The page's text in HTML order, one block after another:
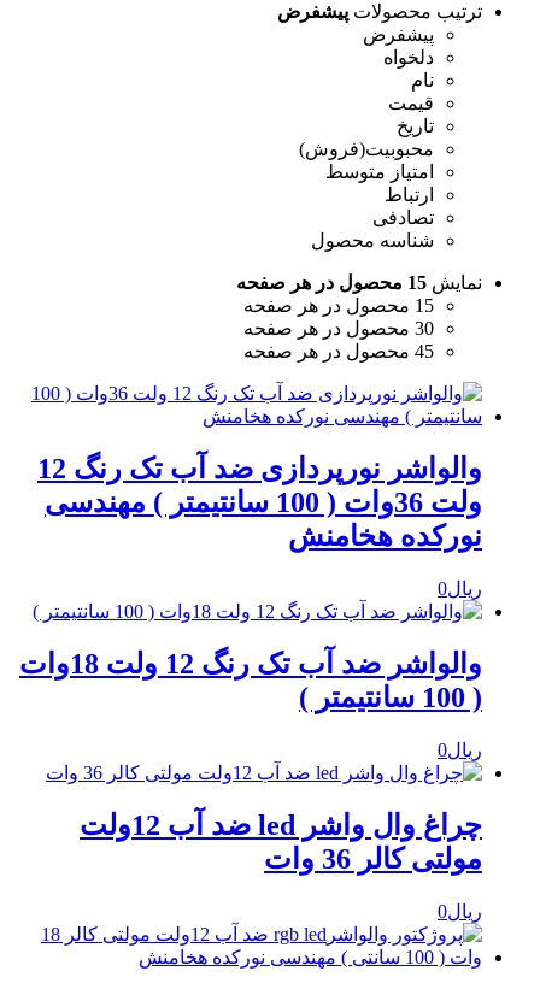
ترتیب محصولات پیشفرض
پیشفرض
دلخواه
نام
قیمت
تاریخ
محبوبیت(فروش)
امتیاز متوسط
ارتباط
تصادفی
شناسه محصول
نمایش 15 محصول در هر صفحه
15 محصول در هر صفحه
30 محصول در هر صفحه
45 محصول در هر صفحه
والواشر نورپردازی ضد آب تک رنگ 12
ولت 36وات ( 100 سانتیمتر ) مهندسی
نورکده هخامنش
ریال0
والواشر ضد آب تک رنگ 12 ولت 18وات
( 100 سانتیمتر )
ریال0
چراغ وال واشر led ضد آب 12ولت
مولتی کالر 36 وات
ریال0